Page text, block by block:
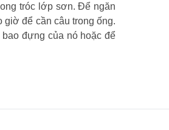
tróc lớp sơn. Để ngăn
để cần câu trong ống.
đựng của nó hoặc để